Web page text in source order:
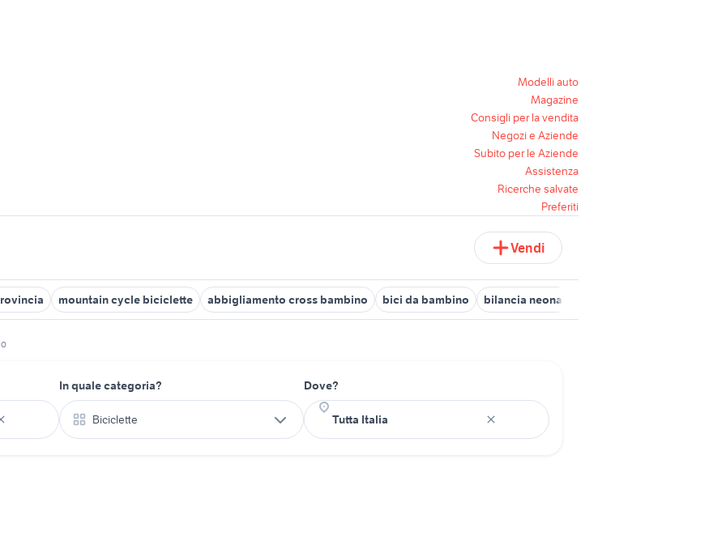
Modelli auto
Magazine
Consigli per la vendita
Negozi e Aziende
Subito per le Aziende
Assistenza
Ricerche salvate
Preferiti
Vendi
mountain cycle biciclette abbigliamento cross bambino bici da bambino bilancia neonati bambini
In quale categoria?
Biciclette
Dove?